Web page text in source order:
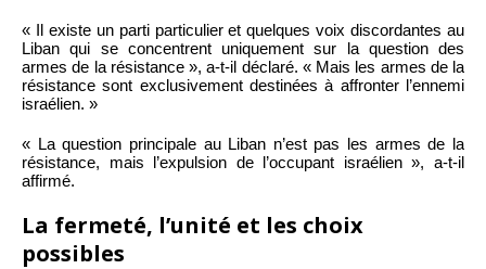
« Il existe un parti particulier et quelques voix discordantes au
Liban qui se concentrent uniquement sur la question des
armes de la résistance », a-t-il déclaré. « Mais les armes de la
résistance sont exclusivement destinées à affronter l’ennemi
israélien. »
« La question principale au Liban n’est pas les armes de la
résistance, mais l’expulsion de l’occupant israélien », a-t-il
affirmé.
La fermeté, l’unité et les choix
possibles